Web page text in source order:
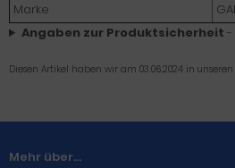
Marke
Angaben zur Produktsicherheit -
Diesen Artikel haben wir am 03.06.2024 in
Mehr über...